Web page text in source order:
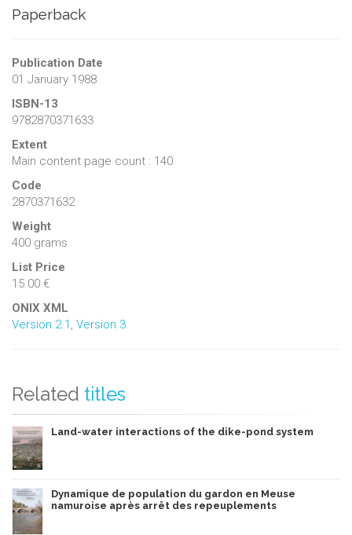
Paperback
Publication Date
01 January 1988
ISBN-13
9782870371633
Extent
Main content page count : 140
Code
2870371632
Weight
400 grams
List Price
15.00 €
ONIX XML
Version 2.1 Version 3
Related titles
Land-water interactions of the dike-pond system
Dynamique de population du gardon en Meuse
namuroise après arrêt des repeuplements